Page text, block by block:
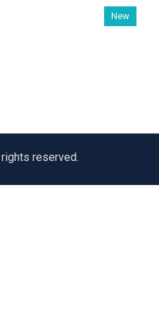
New
reserved.